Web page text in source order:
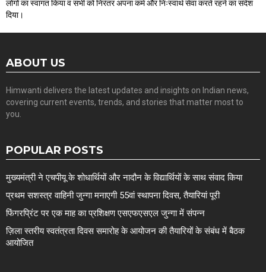
लोगों का स्वागत किया व सभी को निरंतर अपना कर्म और निःस्वार्थ सेवा करते रहने का संदेश
दिया।
ABOUT US
Himwanti delivers the latest updates and insights on Indian news,
covering current events, trends, and stories that matter most to
you.
POPULAR POSTS
मुख्यमंत्री ने एचपीयू के शोधार्थियों और नादौन के विद्यार्थियों के साथ संवाद किया
प्रथम सशस्त्र वाहिनी जुन्गा मनाएगी 55वां स्थापना दिवस, तैयारियां पूरी
फिंगरप्रिंट पर एक माह का प्रशिक्षण एसएफएसएल जुन्गा में संपन्न
ज़िला स्तरीय स्वतंत्रता दिवस समारोह के आयोजन की तैयारियों के संबंध में बैठक
आयोजित